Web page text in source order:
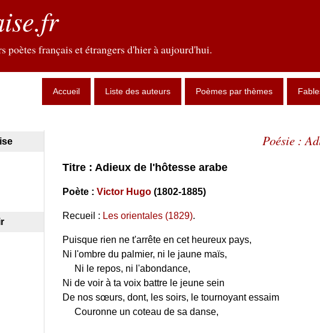
poètes français et étrangers d'hier à aujourd'hui.
Accueil Liste des auteurs Poèmes par thèmes
Poésie :
Titre : Adieux de l'hôtesse arabe
Poète : Victor Hugo (1802-1885)
Recueil : Les orientales (1829).
Puisque rien ne t'arrête en cet heureux pays,
Ni l'ombre du palmier, ni le jaune maïs,
Ni le repos, ni l'abondance,
Ni de voir à ta voix battre le jeune sein
De nos sœurs, dont, les soirs, le tournoyant essaim
Couronne un coteau de sa danse,